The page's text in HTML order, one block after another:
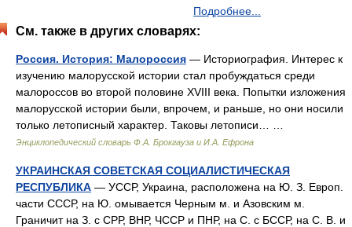
Подробнее...
См. также в других словарях:
Россия. История: Малороссия — Историография. Интерес к
изучению малорусской истории стал пробуждаться среди
малороссов во второй половине XVIII века. Попытки изложения
малорусской истории были, впрочем, и раньше, но они носили
только летописный характер. Таковы летописи… …
Энциклопедический словарь Ф.А. Брокгауза и И.А. Ефрона
УКРАИНСКАЯ СОВЕТСКАЯ СОЦИАЛИСТИЧЕСКАЯ
РЕСПУБЛИКА — УССР, Украина, расположена на Ю. З. Европ.
части СССР, на Ю. омывается Черным м. и Азовским м.
Граничит на З. с СРР, ВНР, ЧССР и ПНР, на С. с БССР, на С. В. и